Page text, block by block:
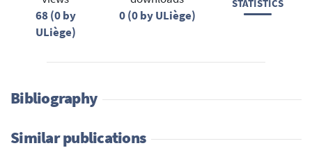
68 (0 by
ULiège)
0 (0 by ULiège)
STATISTICS
Bibliography
Similar publications